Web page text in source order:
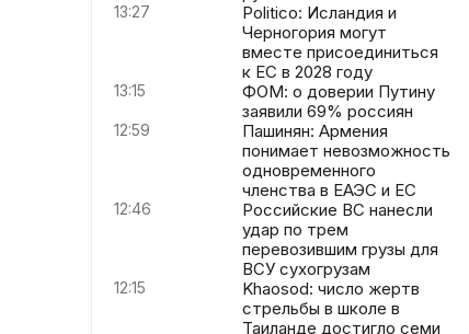
13:27
Politico: Исландия и
Черногория могут
вместе присоединиться
к ЕС в 2028 году
13:15
ФОМ: о доверии Путину
заявили 69% россиян
12:59
Пашинян: Армения
понимает невозможность
одновременного
членства в ЕАЭС и ЕС
12:46
Российские ВС нанесли
удар по трем
перевозившим грузы для
ВСУ сухогрузам
12:15
Khaosod: число жертв
стрельбы в школе в
Таиланде достигло семи